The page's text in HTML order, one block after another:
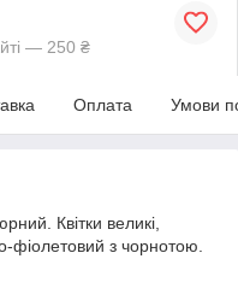
— 250 ₴
Оплата Умови
Квітки великі,
фіолетовий з чорнотою.